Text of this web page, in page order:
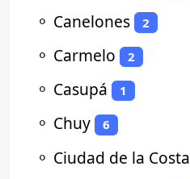
⚬ Canelones 2
⚬ Carmelo 2
⚬ Casupá 1
⚬ Chuy 6
⚬ Ciudad de la Costa